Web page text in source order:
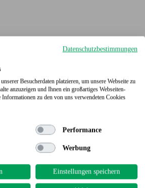
Datenschutzbestimmungen
Besucherdaten platzieren, um unsere Webseite zu
anzuzeigen und Ihnen ein großartiges Webseiten-
zu den von uns verwendeten Cookies
Performance
Werbung
Einstellungen speichern